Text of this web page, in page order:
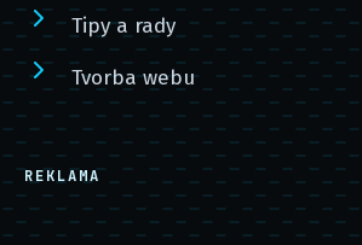
Tipy a rady
Tvorba webu
REKLAMA